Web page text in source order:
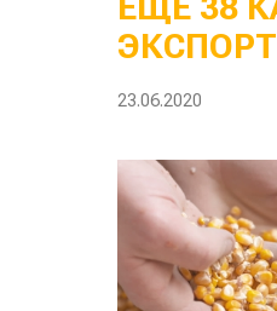
23.06.2020